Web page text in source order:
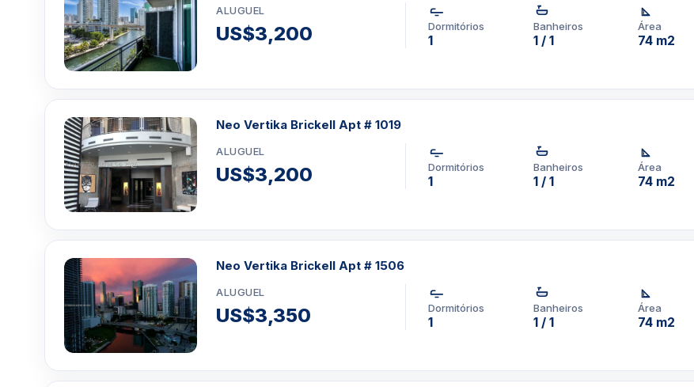
ALUGUEL
US$3,200 Dormitórios
1
Banheiros
1 / 1
Área
74 m2
Neo Vertika Brickell Apt # 1019
ALUGUEL
US$3,200 Dormitórios
1
Banheiros
1 / 1
Área
74 m2
Neo Vertika Brickell Apt # 1506
ALUGUEL
US$3,350 Dormitórios
1
Banheiros
1 / 1
Área
74 m2